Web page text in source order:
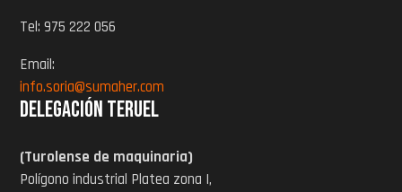
Tel: 975 222 056
Email:
info.soria@sumaher.com
Delegación Teruel
(Turolense de maquinaria)
Polígono industrial Platea zona I,